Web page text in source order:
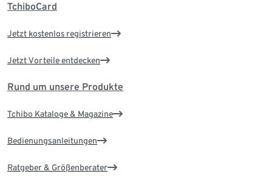
TchiboCard
Jetzt kostenlos registrieren
Jetzt Vorteile entdecken
Rund um unsere Produkte
Tchibo Kataloge & Magazine
Bedienungsanleitungen
Ratgeber & Größenberater